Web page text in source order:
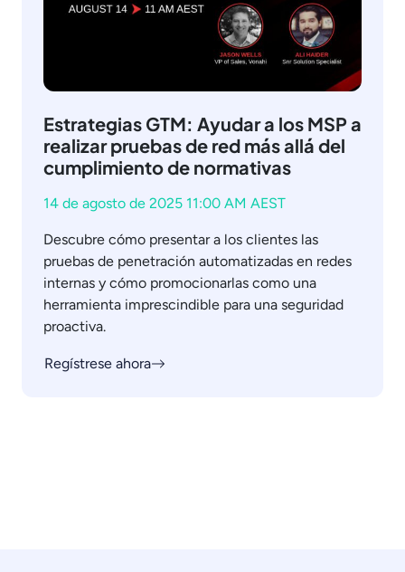
Estrategias GTM: Ayudar a los MSP a
realizar pruebas de red más allá del
cumplimiento de normativas
14 de agosto de 2025 11:00 AM AEST
Descubre cómo presentar a los clientes las
pruebas de penetración automatizadas en redes
internas y cómo promocionarlas como una
herramienta imprescindible para una seguridad
proactiva.
Regístrese ahora